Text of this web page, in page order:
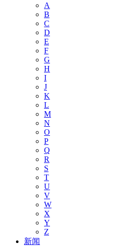
A
B
C
D
E
F
G
H
I
J
K
L
M
N
O
P
Q
R
S
T
U
V
W
X
Y
Z
新闻